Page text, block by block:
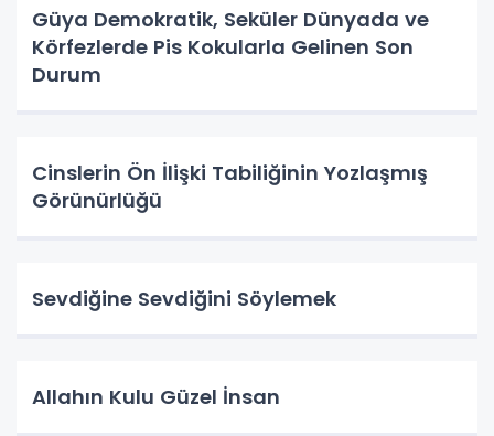
Güya Demokratik, Seküler Dünyada ve
Körfezlerde Pis Kokularla Gelinen Son
Durum
Cinslerin Ön İlişki Tabiliğinin Yozlaşmış
Görünürlüğü
Sevdiğine Sevdiğini Söylemek
Allahın Kulu Güzel İnsan